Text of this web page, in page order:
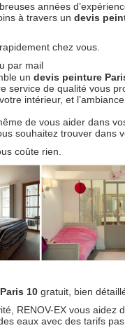
années
à travers un devis
chez vous.
par mail
un devis peinture
service de qualité vous
intérieur, et
de vous aider dans
souhaitez trouver dans
coûte rien.
10 gratuit, bien
RENOV-EX vous aidez
eaux avec des tarifs